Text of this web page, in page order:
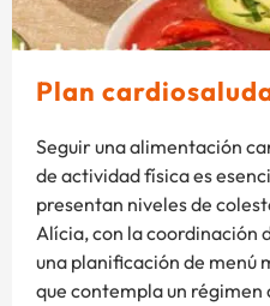
Plan
Seguir una alimentación
de actividad física es
presentan niveles de
Alícia, con la coordinación
una planificación de menú
que contempla un